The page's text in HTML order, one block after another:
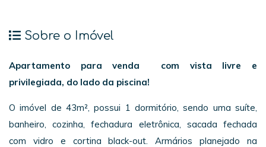
Sobre o Imóvel
Apartamento para venda com vista livre e
privilegiada, do lado da piscina!
O imóvel de 43m², possui 1 dormitório, sendo uma suíte,
banheiro, cozinha, fechadura eletrônica, sacada fechada
com vidro e cortina black-out. Armários planejado na